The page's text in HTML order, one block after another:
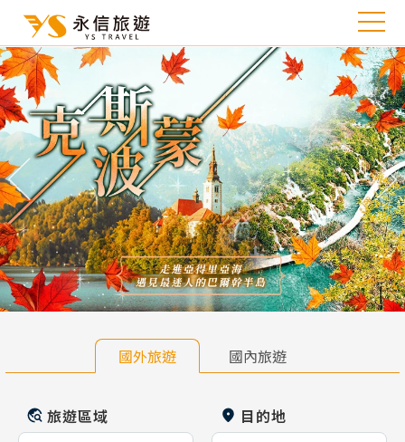
往前 往
國外旅遊 國內旅遊
旅遊區域 目的地